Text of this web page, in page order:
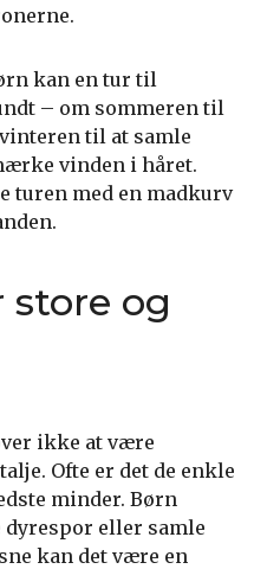
kan en tur til
– om sommeren til
til at samle
vinden i håret.
turen med en madkurv
og
ikke at være
Ofte er det de enkle
minder. Børn
dyrespor eller samle
kan det være en